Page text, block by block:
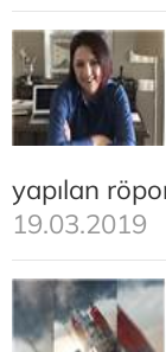
yapılan
19.03.2019